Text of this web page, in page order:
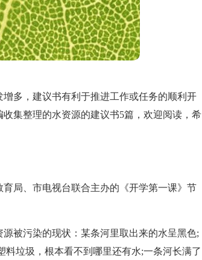
多，建议书有利于推进工作或任务的顺利开
集整理的水资源的建议书5篇，欢迎阅读，希
局、市电视台联合主办的《开学第一课》节
被污染的现状：某条河里取出来的水呈黑色;
垃圾，根本看不到哪里还有水;一条河长满了